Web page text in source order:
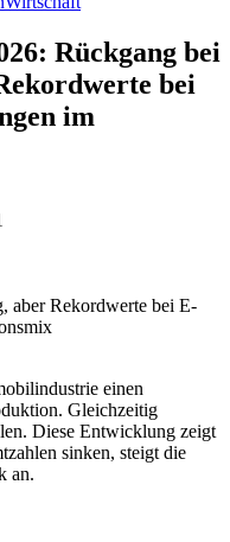
Rückgang bei
bei
im
einen
Gleichzeitig
Diese Entwicklung zeigt
sinken, steigt die
an.